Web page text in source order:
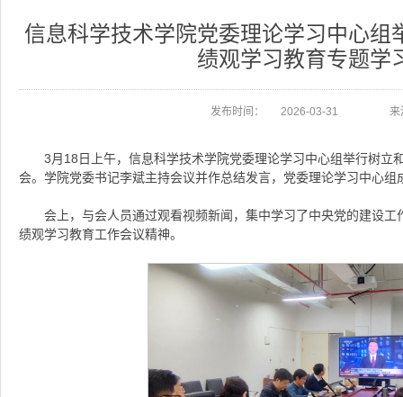
信息科学技术学院党委理论学习中心组
绩观学习教育专题学
发布时间： 2026-03-31 来
3月18日上午，信息科学技术学院党委理论学习中心组举行树立
会。学院党委书记李斌主持会议并作总结发言，党委理论学习中心组
会上，与会人员通过观看视频新闻，集中学习了中央党的建设
绩观学习教育工作会议精神。